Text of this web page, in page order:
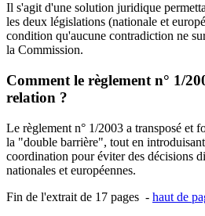
Il s'agit d'une solution juridique
les deux législations (nationale et
condition qu'aucune contradiction ne
la Commission.
Comment le règlement n° 1/
relation ?
Le règlement n° 1/2003 a transposé et
la "double barrière", tout en
coordination pour éviter des décisions
nationales et européennes.
Fin de l'extrait de 17 pages - haut de